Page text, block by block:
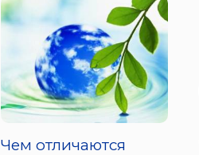
Чем отличаются